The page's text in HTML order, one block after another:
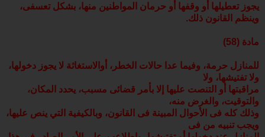
يجوز تعطيلها أو وقفها أو حرمان المواطنين منها، بشكل تعسفى،
وينظم القانون ذلك.
مادة (58)
للمنازل حرمة، وفيما عدا حالات الخطر، أوالاستغاثة لا يجوز دخولها،
ولا تفتيشها، ولا
مراقبتها أو التنصت عليها إلا بأمر قضائى مسبب، يحدد المكان،
والتوقيت، والغرض منه،
وذلك كله فى الأحوال المبينة فى القانون، وبالكيفية التي ينص عليها،
ويجب تنبيه من فى